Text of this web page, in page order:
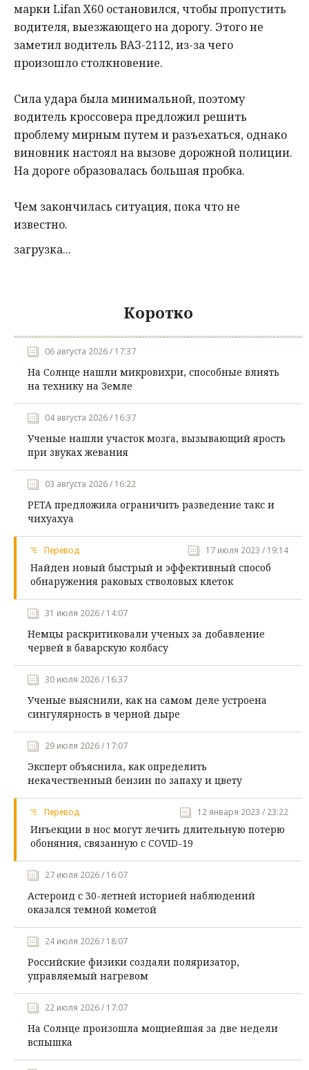
марки Lifan X60 остановился, чтобы пропустить
водителя, выезжающего на дорогу. Этого не
заметил водитель ВАЗ-2112, из-за чего
произошло столкновение.
Сила удара была минимальной, поэтому
водитель кроссовера предложил решить
проблему мирным путем и разъехаться, однако
виновник настоял на вызове дорожной полиции.
На дороге образовалась большая пробка.
Чем закончилась ситуация, пока что не
известно.
загрузка...
Коротко
06 августа 2026 / 17:37
На Солнце нашли микровихри, способные влиять
на технику на Земле
04 августа 2026 / 16:37
Ученые нашли участок мозга, вызывающий ярость
при звуках жевания
03 августа 2026 / 16:22
PETA предложила ограничить разведение такс и
чихуахуа
Перевод 17 июля 2023 / 19:14
Найден новый быстрый и эффективный способ
обнаружения раковых стволовых клеток
31 июля 2026 / 14:07
Немцы раскритиковали ученых за добавление
червей в баварскую колбасу
30 июля 2026 / 16:37
Ученые выяснили, как на самом деле устроена
сингулярность в черной дыре
29 июля 2026 / 17:07
Эксперт объяснила, как определить
некачественный бензин по запаху и цвету
Перевод 12 января 2023 / 23:22
Инъекции в нос могут лечить длительную потерю
обоняния, связанную с COVID-19
27 июля 2026 / 16:07
Астероид с 30-летней историей наблюдений
оказался темной кометой
24 июля 2026 / 18:07
Российские физики создали поляризатор,
управляемый нагревом
22 июля 2026 / 17:07
На Солнце произошла мощнейшая за две недели
вспышка